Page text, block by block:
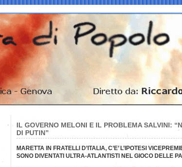
IL GOVERNO MELONI E IL PROBLEMA SALVINI:
DI PUTIN”
MARETTA IN FRATELLI D’ITALIA, C’E’ L’IPOTESI
SONO DIVENTATI ULTRA-ATLANTISTI NEL GIOCO DELLE